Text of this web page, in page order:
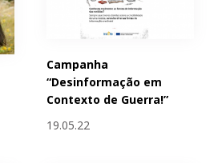
Campanha
“Desinformação em
Contexto de Guerra!”
19.05.22